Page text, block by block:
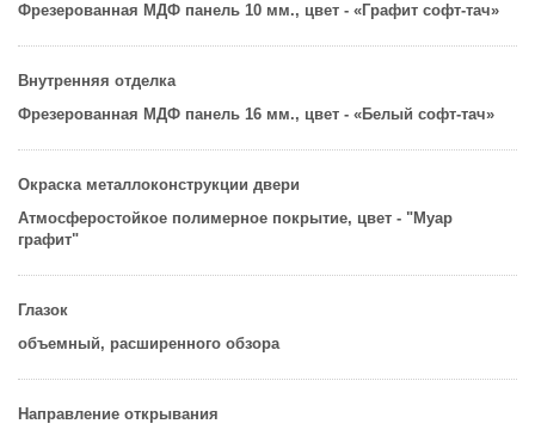
Фрезерованная МДФ панель 10 мм., цвет - «Графит софт-тач»
Внутренняя отделка
Фрезерованная МДФ панель 16 мм., цвет - «Белый софт-тач»
Окраска металлоконструкции двери
Атмосферостойкое полимерное покрытие, цвет - "Муар
графит"
Глазок
объемный, расширенного обзора
Направление открывания